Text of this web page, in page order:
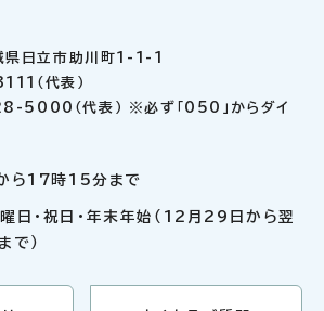
日立市助川町1-1-1
（代表）
（代表） ※必ず「050」からダイ
ら17時15分まで
日・祝日・年末年始（12月29日から翌
で）